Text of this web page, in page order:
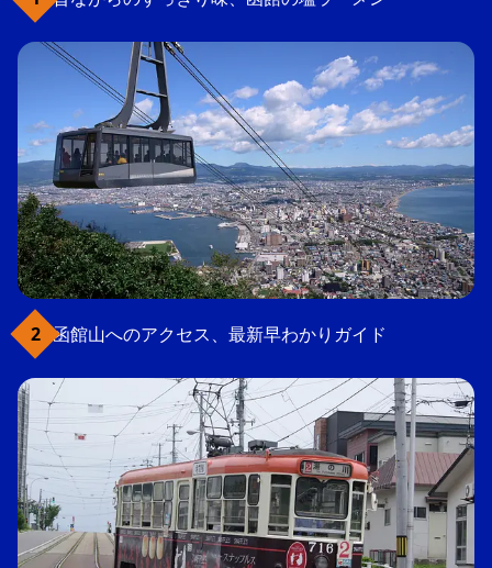
函館山へのアクセス、最新早わかりガイド